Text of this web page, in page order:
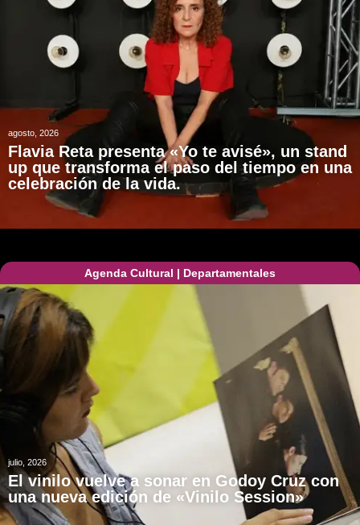
agosto, 2026
Flavia Reta presenta «Yo te avisé», un stand
up que transforma el paso del tiempo en una
celebración de la vida.
Agenda Cultural | Departamentales
julio, 2026
El vinilo vuelve a sonar en Godoy Cruz con
una nueva edición de «Vinilo Session»